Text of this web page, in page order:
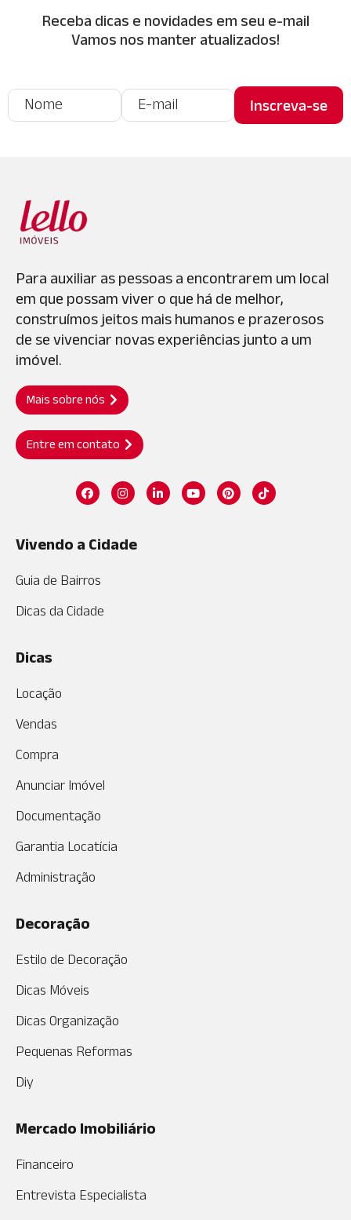
Receba dicas e novidades em seu e-mail
Vamos nos manter atualizados!
Para auxiliar as pessoas a encontrarem um local
em que possam viver o que há de melhor,
construímos jeitos mais humanos e prazerosos
de se vivenciar novas experiências junto a um
imóvel.
Mais sobre nós
Entre em contato
Vivendo a Cidade
Guia de Bairros
Dicas da Cidade
Dicas
Locação
Vendas
Compra
Anunciar Imóvel
Documentação
Garantia Locatícia
Administração
Decoração
Estilo de Decoração
Dicas Móveis
Dicas Organização
Pequenas Reformas
Diy
Mercado Imobiliário
Financeiro
Entrevista Especialista